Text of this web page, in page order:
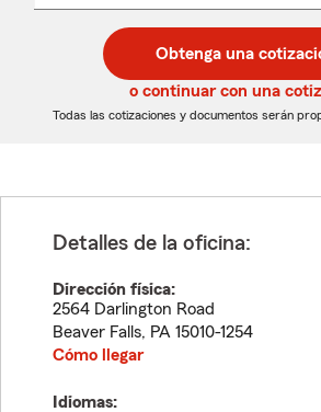
desplegable
de
5
dígitos
de
5
dígitos
Obtenga una
o continuar con una
Todas las cotizaciones y documentos serán
Detalles de la oficina:
Dirección física:
2564 Darlington Road
Beaver Falls, PA 15010-1254
Cómo llegar
Idiomas: